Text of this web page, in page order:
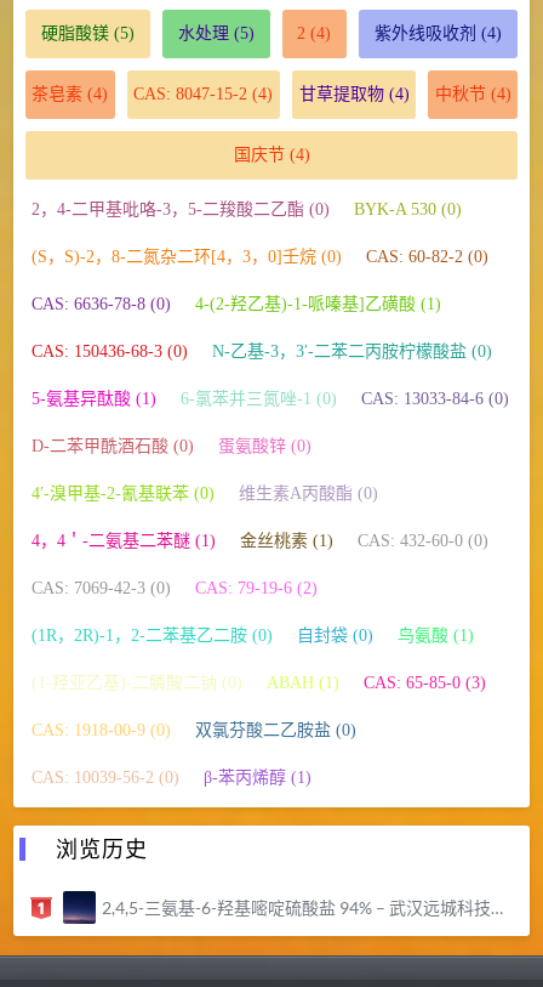
硬脂酸镁(5) 水处理 (5) 2 (4) 紫外线吸收剂 (4)
茶皂素 (4) CAS: 8047-15-2 (4) 甘草提取物(4) 中秋节(4)
国庆节(4)
2，4-二甲基吡咯-3，5-二羧酸二乙酯 (0) BYK-A 530 (0)
(S，S)-2，8-二氮杂二环[4，3，0]壬烷 (0) CAS: 60-82-2 (0)
CAS: 6636-78-8 (0) 4-(2-羟乙基)-1-哌嗪基]乙磺酸 (1)
CAS: 150436-68-3 (0) N-乙基-3，3′-二苯二丙胺柠檬酸盐 (0)
5-氨基异酞酸 (1) 6-氯苯并三氮唑-1 (0) CAS: 13033-84-6 (0)
D-二苯甲酰酒石酸 (0) 蛋氨酸锌 (0)
4′-溴甲基-2-氰基联苯 (0) 维生素A丙酸酯 (0)
4，4＇-二氨基二苯醚 (1) 金丝桃素 (1) CAS: 432-60-0 (0)
CAS: 7069-42-3 (0) CAS: 79-19-6 (2)
(1R，2R)-1，2-二苯基乙二胺 (0) 自封袋 (0) 鸟氨酸 (1)
(1-羟亚乙基)-二膦酸二钠 (0) ABAH (1) CAS: 65-85-0 (3)
CAS: 1918-00-9 (0) 双氯芬酸二乙胺盐 (0)
CAS: 10039-56-2 (0) β-苯丙烯醇 (1)
浏览历史
2,4,5-三氨基-6-羟基嘧啶硫酸盐 94% – 武汉远城科技发展有限公司